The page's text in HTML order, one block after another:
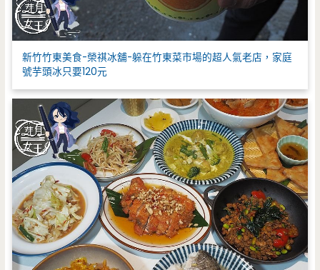
新竹竹東美食-榮祺冰舖-躲在竹東菜市場的超人氣老店，家庭
號芋頭冰只要120元